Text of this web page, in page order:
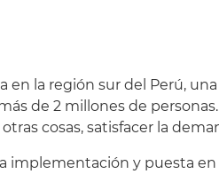
en la región sur del Perú,
de 2 millones de
cosas, satisfacer la
implementación y puesta